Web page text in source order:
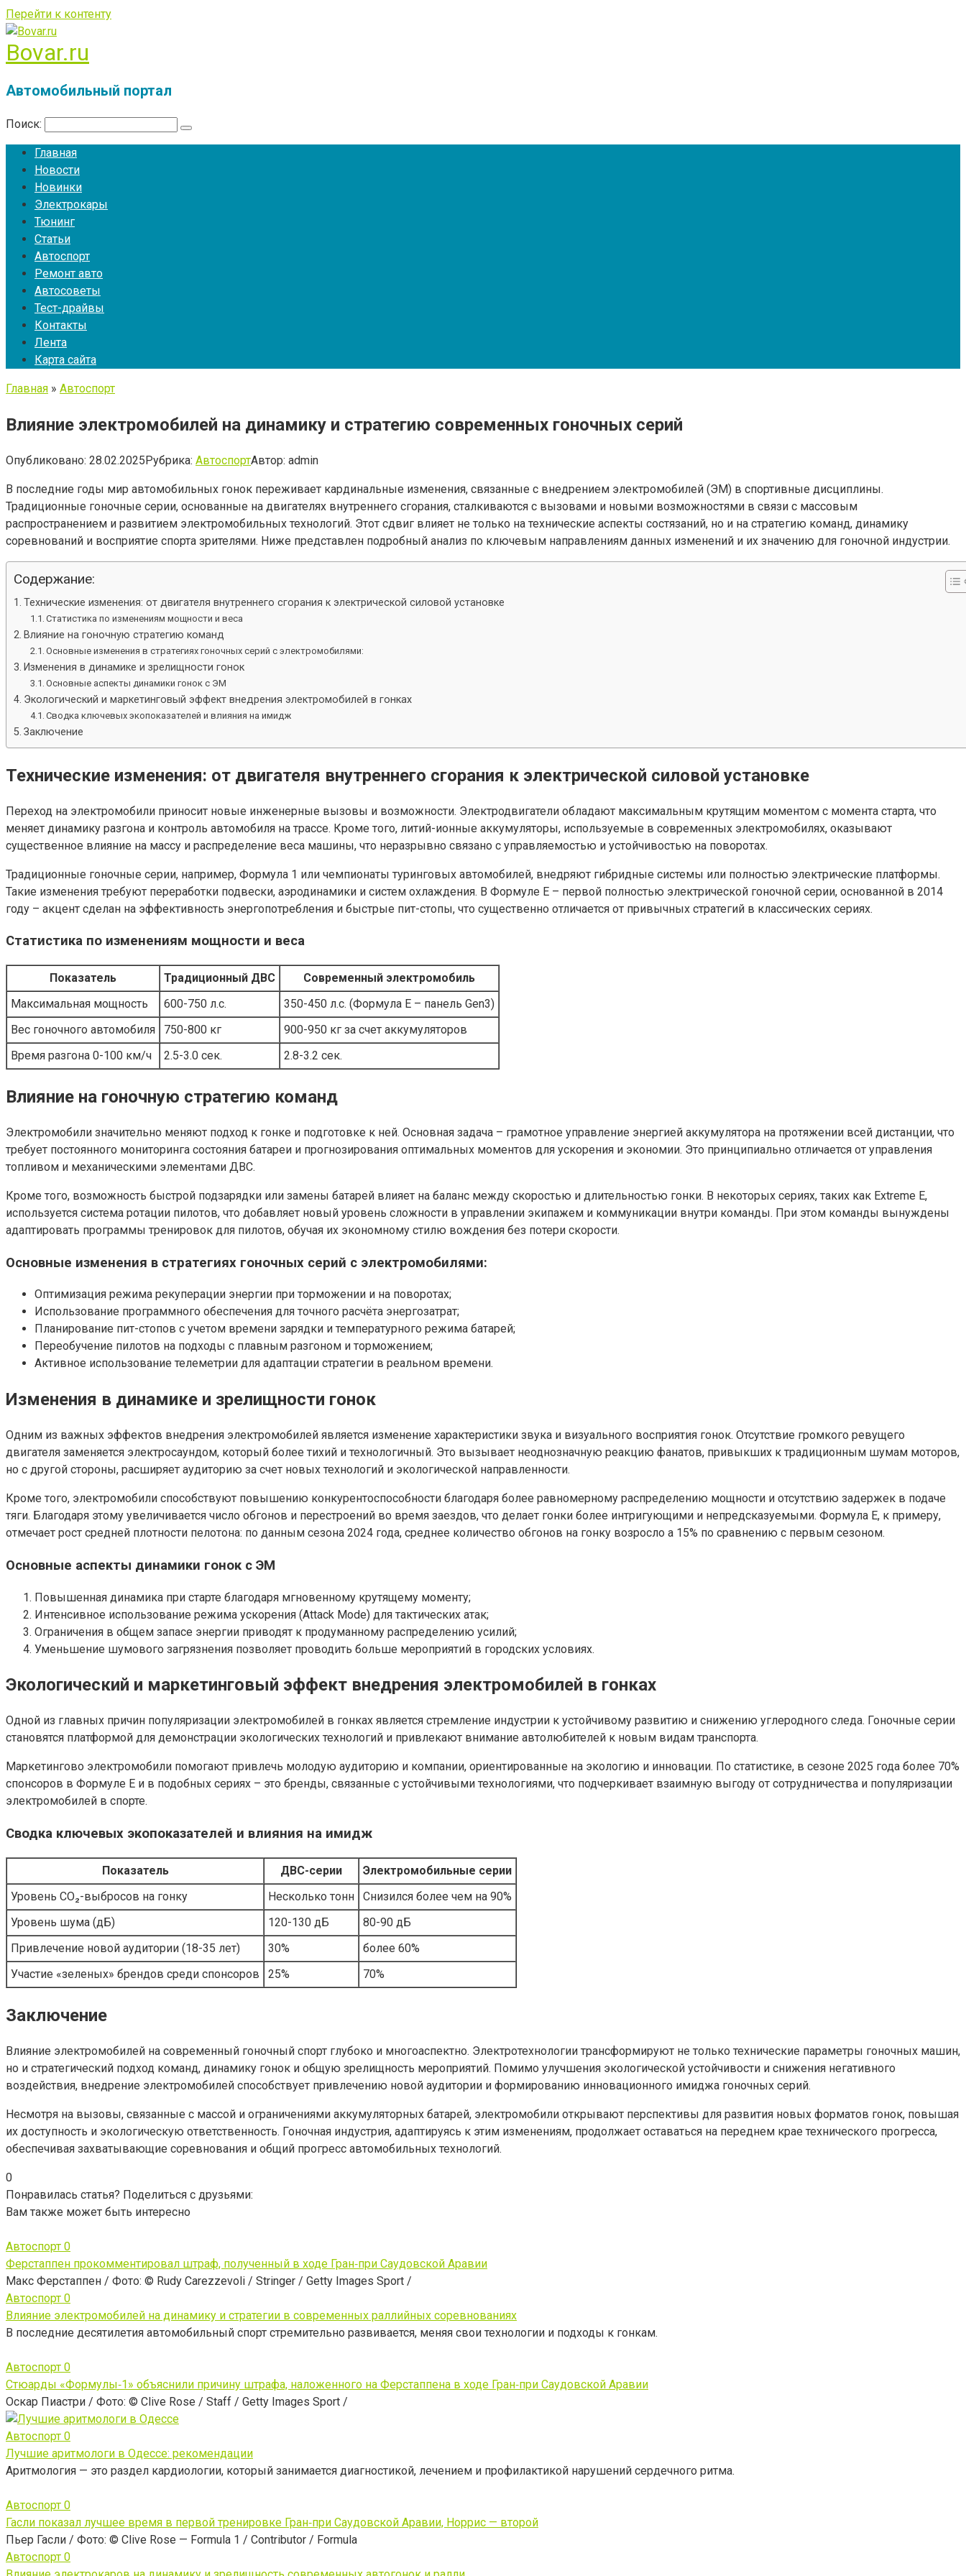
Перейти к контенту
Bovar.ru
Автомобильный портал
Поиск:
Главная
Новости
Новинки
Электрокары
Тюнинг
Статьи
Автоспорт
Ремонт авто
Автосоветы
Тест-драйвы
Контакты
Лента
Карта сайта
Главная » Автоспорт
Влияние электромобилей на динамику и стратегию современных гоночных серий
Опубликовано: 28.02.2025Рубрика: АвтоспортАвтор: admin
В последние годы мир автомобильных гонок переживает кардинальные изменения, связанные с внедрением электромобилей (ЭМ) в спортивные дисциплины.
Традиционные гоночные серии, основанные на двигателях внутреннего сгорания, сталкиваются с вызовами и новыми возможностями в связи с массовым
распространением и развитием электромобильных технологий. Этот сдвиг влияет не только на технические аспекты состязаний, но и на стратегию команд, динамику
соревнований и восприятие спорта зрителями. Ниже представлен подробный анализ по ключевым направлениям данных изменений и их значению для гоночной индустрии.
Содержание:
Технические изменения: от двигателя внутреннего сгорания к электрической силовой установке
Статистика по изменениям мощности и веса
Влияние на гоночную стратегию команд
Основные изменения в стратегиях гоночных серий с электромобилями:
Изменения в динамике и зрелищности гонок
Основные аспекты динамики гонок с ЭМ
Экологический и маркетинговый эффект внедрения электромобилей в гонках
Сводка ключевых экопоказателей и влияния на имидж
Заключение
Технические изменения: от двигателя внутреннего сгорания к электрической силовой установке
Переход на электромобили приносит новые инженерные вызовы и возможности. Электродвигатели обладают максимальным крутящим моментом с момента старта, что
меняет динамику разгона и контроль автомобиля на трассе. Кроме того, литий-ионные аккумуляторы, используемые в современных электромобилях, оказывают
существенное влияние на массу и распределение веса машины, что неразрывно связано с управляемостью и устойчивостью на поворотах.
Традиционные гоночные серии, например, Формула 1 или чемпионаты туринговых автомобилей, внедряют гибридные системы или полностью электрические платформы.
Такие изменения требуют переработки подвески, аэродинамики и систем охлаждения. В Формуле E – первой полностью электрической гоночной серии, основанной в 2014
году – акцент сделан на эффективность энергопотребления и быстрые пит-стопы, что существенно отличается от привычных стратегий в классических сериях.
Статистика по изменениям мощности и веса
Показатель Традиционный ДВС
Современный электромобиль
Максимальная мощность
600-750 л.с.
350-450 л.с. (Формула E – панель Gen3)
Вес гоночного автомобиля
750-800 кг
900-950 кг за счет аккумуляторов
Время разгона 0-100 км/ч
2.5-3.0 сек. 2.8-3.2 сек.
Влияние на гоночную стратегию команд
Электромобили значительно меняют подход к гонке и подготовке к ней. Основная задача – грамотное управление энергией аккумулятора на протяжении всей дистанции, что
требует постоянного мониторинга состояния батареи и прогнозирования оптимальных моментов для ускорения и экономии. Это принципиально отличается от управления
топливом и механическими элементами ДВС.
Кроме того, возможность быстрой подзарядки или замены батарей влияет на баланс между скоростью и длительностью гонки. В некоторых сериях, таких как Extreme E,
используется система ротации пилотов, что добавляет новый уровень сложности в управлении экипажем и коммуникации внутри команды. При этом команды вынуждены
адаптировать программы тренировок для пилотов, обучая их экономному стилю вождения без потери скорости.
Основные изменения в стратегиях гоночных серий с электромобилями:
Оптимизация режима рекуперации энергии при торможении и на поворотах;
Использование программного обеспечения для точного расчёта энергозатрат;
Планирование пит-стопов с учетом времени зарядки и температурного режима батарей;
Переобучение пилотов на подходы с плавным разгоном и торможением;
Активное использование телеметрии для адаптации стратегии в реальном времени.
Изменения в динамике и зрелищности гонок
Одним из важных эффектов внедрения электромобилей является изменение характеристики звука и визуального восприятия гонок. Отсутствие громкого ревущего
двигателя заменяется электросаундом, который более тихий и технологичный. Это вызывает неоднозначную реакцию фанатов, привыкших к традиционным шумам моторов,
но с другой стороны, расширяет аудиторию за счет новых технологий и экологической направленности.
Кроме того, электромобили способствуют повышению конкурентоспособности благодаря более равномерному распределению мощности и отсутствию задержек в подаче
тяги. Благодаря этому увеличивается число обгонов и перестроений во время заездов, что делает гонки более интригующими и непредсказуемыми. Формула E, к примеру,
отмечает рост средней плотности пелотона: по данным сезона 2024 года, среднее количество обгонов на гонку возросло а 15% по сравнению с первым сезоном.
Основные аспекты динамики гонок с ЭМ
Повышенная динамика при старте благодаря мгновенному крутящему моменту;
Интенсивное использование режима ускорения (Attack Mode) для тактических атак;
Ограничения в общем запасе энергии приводят к продуманному распределению усилий;
Уменьшение шумового загрязнения позволяет проводить больше мероприятий в городских условиях.
Экологический и маркетинговый эффект внедрения электромобилей в гонках
Одной из главных причин популяризации электромобилей в гонках является стремление индустрии к устойчивому развитию и снижению углеродного следа. Гоночные серии
становятся платформой для демонстрации экологических технологий и привлекают внимание автолюбителей к новым видам транспорта.
Маркетингово электромобили помогают привлечь молодую аудиторию и компании, ориентированные на экологию и инновации. По статистике, в сезоне 2025 года более 70%
спонсоров в Формуле E и в подобных сериях – это бренды, связанные с устойчивыми технологиями, что подчеркивает взаимную выгоду от сотрудничества и популяризации
электромобилей в спорте.
Сводка ключевых экопоказателей и влияния на имидж
Показатель ДВС-серии
Электромобильные серии
Уровень CO₂-выбросов на гонку
Несколько тонн
Снизился более чем на 90%
Уровень шума (дБ)
120-130 дБ
80-90 дБ
Привлечение новой аудитории (18-35 лет)
30%
более 60%
Участие «зеленых» брендов среди спонсоров
25% 70%
Заключение
Влияние электромобилей на современный гоночный спорт глубоко и многоаспектно. Электротехнологии трансформируют не только технические параметры гоночных машин,
но и стратегический подход команд, динамику гонок и общую зрелищность мероприятий. Помимо улучшения экологической устойчивости и снижения негативного
воздействия, внедрение электромобилей способствует привлечению новой аудитории и формированию инновационного имиджа гоночных серий.
Несмотря на вызовы, связанные с массой и ограничениями аккумуляторных батарей, электромобили открывают перспективы для развития новых форматов гонок, повышая
их доступность и экологическую ответственность. Гоночная индустрия, адаптируясь к этим изменениям, продолжает оставаться на переднем крае технического прогресса,
обеспечивая захватывающие соревнования и общий прогресс автомобильных технологий.
0
Понравилась статья? Поделиться с друзьями:
Вам также может быть интересно
Автоспорт 0
Ферстаппен прокомментировал штраф, полученный в ходе Гран‑при Саудовской Аравии
Макс Ферстаппен / Фото: © Rudy Carezzevoli / Stringer / Getty Images Sport /
Автоспорт 0
Влияние электромобилей на динамику и стратегии в современных раллийных соревнованиях
В последние десятилетия автомобильный спорт стремительно развивается, меняя свои технологии и подходы к гонкам.
Автоспорт 0
Стюарды «Формулы‑1» объяснили причину штрафа, наложенного на Ферстаппена в ходе Гран‑при Саудовской Аравии
Оскар Пиастри / Фото: © Clive Rose / Staff / Getty Images Sport /
Автоспорт 0
Лучшие аритмологи в Одессе: рекомендации
Аритмология — это раздел кардиологии, который занимается диагностикой, лечением и профилактикой нарушений сердечного ритма.
Автоспорт 0
Гасли показал лучшее время в первой тренировке Гран‑при Саудовской Аравии, Норрис — второй
Пьер Гасли / Фото: © Clive Rose — Formula 1 / Contributor / Formula
Автоспорт 0